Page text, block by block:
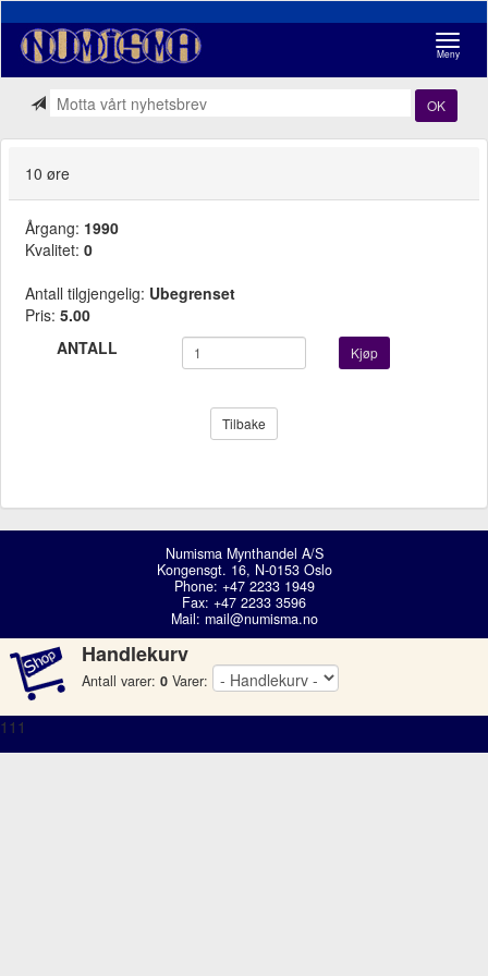
Meny
OK
10 øre
Årgang: 1990
Kvalitet: 0
Antall tilgjengelig: Ubegrenset
Pris: 5.00
ANTALL
Kjøp
Tilbake
Numisma Mynthandel A/S
Kongensgt. 16, N-0153 Oslo
Phone: +47 2233 1949
Fax: +47 2233 3596
Mail: mail@numisma.no
Handlekurv
Antall varer: 0 Varer:
111